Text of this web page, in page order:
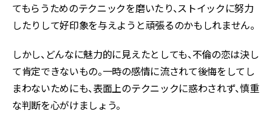
てもらうためのテクニックを磨いたり、ストイックに努力
したりして好印象を与えようと頑張るのかもしれません。
しかし、どんなに魅力的に見えたとしても、不倫の恋は決し
て肯定できないもの。一時の感情に流されて後悔をしてし
まわないためにも、表面上のテクニックに惑わされず、慎重
な判断を心がけましょう。